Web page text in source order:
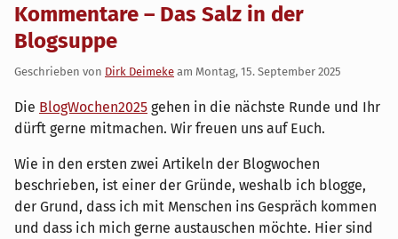
Kommentare – Das Salz in der
Blogsuppe
Geschrieben von Dirk Deimeke am Montag, 15. September 2025
Die BlogWochen2025 gehen in die nächste Runde und Ihr
dürft gerne mitmachen. Wir freuen uns auf Euch.
Wie in den ersten zwei Artikeln der Blogwochen
beschrieben, ist einer der Gründe, weshalb ich blogge,
der Grund, dass ich mit Menschen ins Gespräch kommen
und dass ich mich gerne austauschen möchte. Hier sind